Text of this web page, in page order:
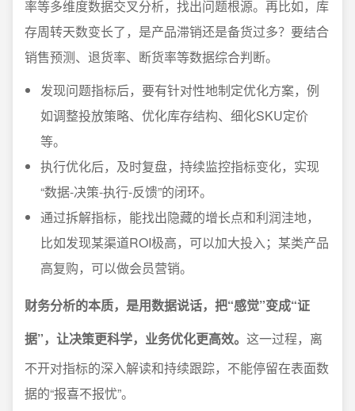
率等多维度数据交叉分析，找出问题根源。再比如，库
存周转天数变长了，是产品滞销还是备货过多？要结合
销售预测、退货率、断货率等数据综合判断。
发现问题指标后，要有针对性地制定优化方案，例
如调整投放策略、优化库存结构、细化SKU定价
等。
执行优化后，及时复盘，持续监控指标变化，实现
“数据-决策-执行-反馈”的闭环。
通过拆解指标，能找出隐藏的增长点和利润洼地，
比如发现某渠道ROI极高，可以加大投入；某类产品
高复购，可以做会员营销。
财务分析的本质，是用数据说话，把“感觉”变成“证
据”，让决策更科学，业务优化更高效。 这一过程，离
不开对指标的深入解读和持续跟踪，不能停留在表面数
据的“报喜不报忧”。